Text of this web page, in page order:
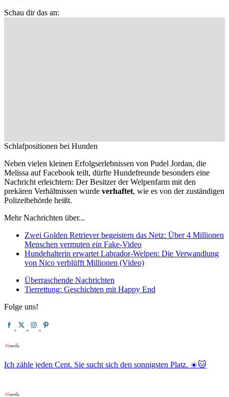
Schau dir das an:
Schlafpositionen bei Hunden
Neben vielen kleinen Erfolgserlebnissen von Pudel Jordan, die
Melissa auf Facebook teilt, dürfte Hundefreunde besonders eine
Nachricht erleichtern: Der Besitzer der Welpenfarm mit den
prekären Verhältnissen wurde verhaftet, wie es von der zuständigen
Polizeibehörde heißt.
Mehr Nachrichten über...
Zwei Golden Retriever begeistern das Netz: Über 4 Millionen
Menschen vermuten ein Fake-Video
Hundehalterin erwartet Labrador-Welpen: Die Verwandlung
von Nico verblüfft Millionen (Video)
Überraschende Nachrichten
Tierrettung: Geschichten mit Happy End
Folge uns!
Ich zähle jeden Cent. Sie sucht sich den sonnigsten Platz. ☀️🐱